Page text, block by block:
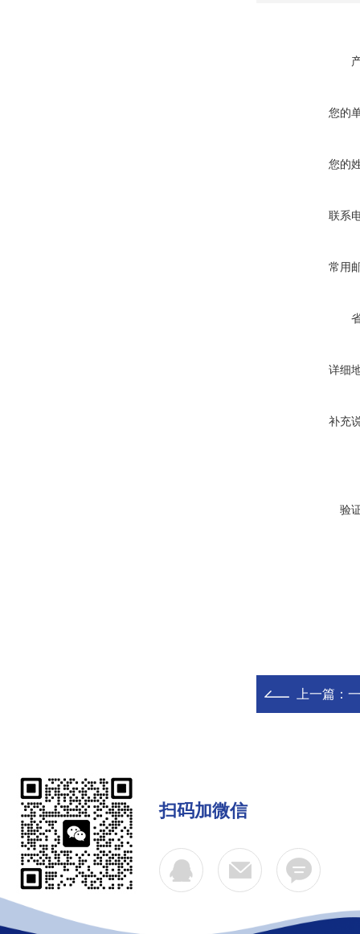
您的
您的
联系
常用
详细
补充
验
上一篇：
扫码加微信